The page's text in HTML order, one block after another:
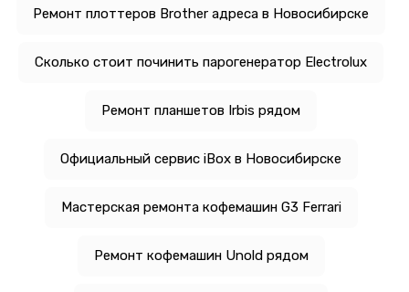
Ремонт плоттеров Brother адреса в Новосибирске
Сколько стоит починить парогенератор Electrolux
Ремонт планшетов Irbis рядом
Официальный сервис iBox в Новосибирске
Мастерская ремонта кофемашин G3 Ferrari
Ремонт кофемашин Unold рядом